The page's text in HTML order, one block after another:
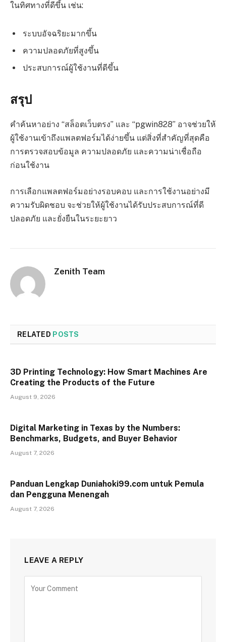
ในทิศทางที่ดีขึ้น เช่น:
ระบบอัจฉริยะมากขึ้น
ความปลอดภัยที่สูงขึ้น
ประสบการณ์ผู้ใช้งานที่ดีขึ้น
สรุป
คำค้นหาอย่าง “สล็อตเว็บตรง” และ “pgwin828” อาจช่วยให้
ผู้ใช้งานเข้าถึงแพลตฟอร์มได้ง่ายขึ้น แต่สิ่งที่สำคัญที่สุดคือ
การตรวจสอบข้อมูล ความปลอดภัย และความน่าเชื่อถือ
ก่อนใช้งาน
การเลือกแพลตฟอร์มอย่างรอบคอบ และการใช้งานอย่างมี
ความรับผิดชอบ จะช่วยให้ผู้ใช้งานได้รับประสบการณ์ที่ดี
ปลอดภัย และยั่งยืนในระยะยาว
Zenith Team
RELATED POSTS
3D Printing Technology: How Smart Machines Are
Creating the Products of the Future
August 9, 2026
Digital Marketing in Texas by the Numbers:
Benchmarks, Budgets, and Buyer Behavior
August 7, 2026
Panduan Lengkap Duniahoki99.com untuk Pemula
dan Pengguna Menengah
August 7, 2026
LEAVE A REPLY